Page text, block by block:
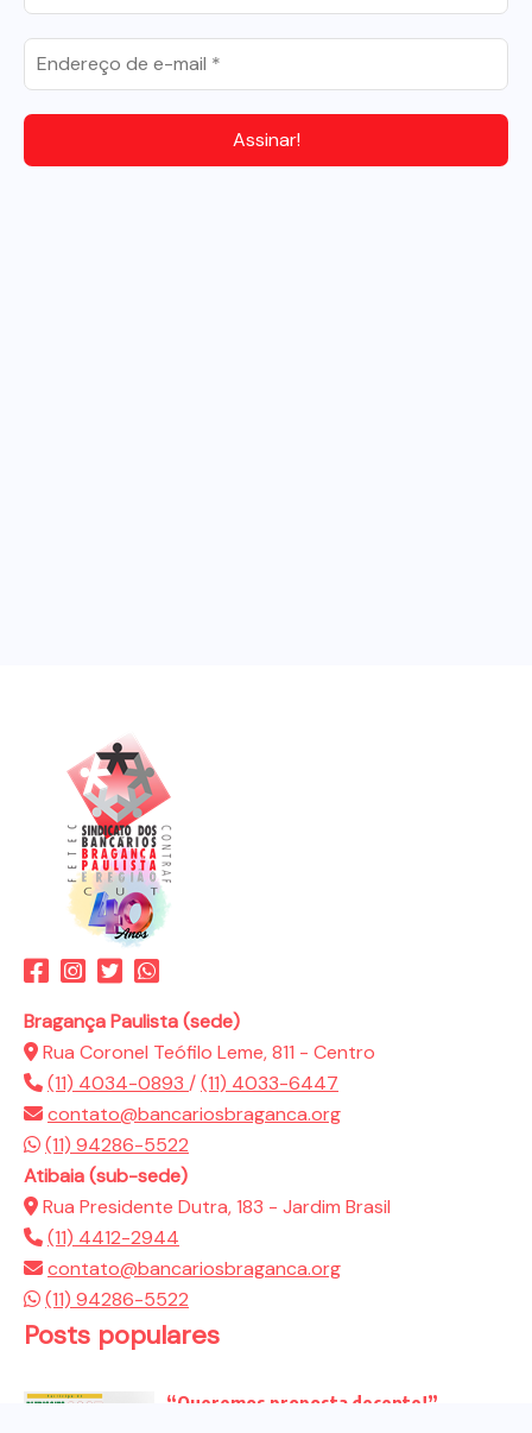
Bragança Paulista (sede)
Rua Coronel Teófilo Leme, 811 - Centro
(11) 4034-0893 /(11) 4033-6447
contato@bancariosbraganca.org
(11) 94286-5522
Atibaia (sub-sede)
Rua Presidente Dutra, 183 - Jardim Brasil
(11) 4412-2944
contato@bancariosbraganca.org
(11) 94286-5522
Posts populares
“Queremos proposta decente!”